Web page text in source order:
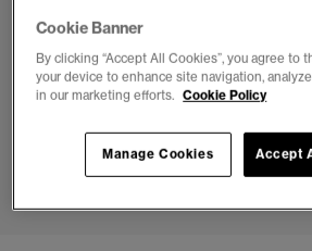
1 2 3 4
Cookie Banner
By clicking “Accept All Cookies”, you agree to
your device to enhance site navigation,
in our marketing efforts. Cookie Policy
Accept
Manage Cookies